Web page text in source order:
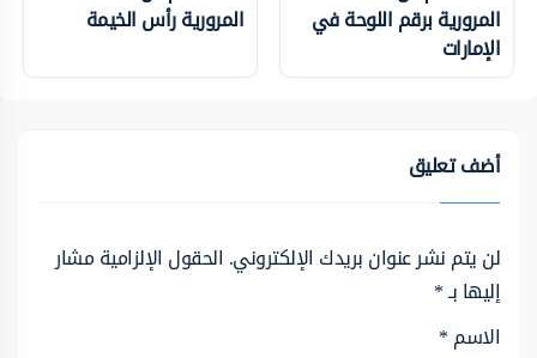
المرورية برقم اللوحة في
الإمارات
المرورية رأس الخيمة
أضف تعليق
لن يتم نشر عنوان بريدك الإلكتروني. الحقول الإلزامية مشار
إليها بـ*
الاسم*